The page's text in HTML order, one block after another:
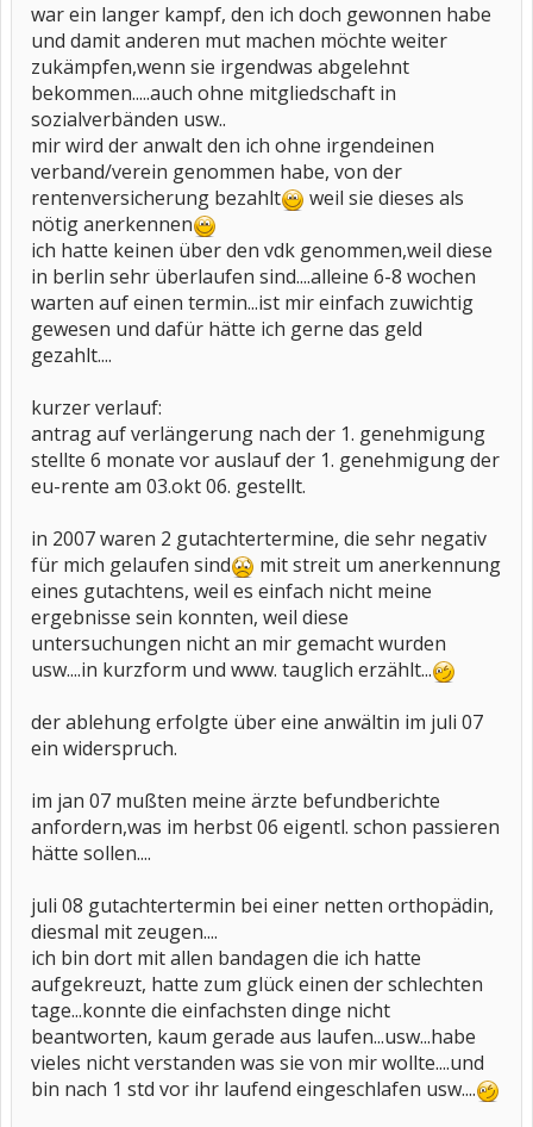
war ein langer kampf, den ich doch gewonnen habe
und damit anderen mut machen möchte weiter
zukämpfen,wenn sie irgendwas abgelehnt
bekommen.....auch ohne mitgliedschaft in
sozialverbänden usw..
mir wird der anwalt den ich ohne irgendeinen
verband/verein genommen habe, von der
rentenversicherung bezahlt
weil sie dieses als
nötig anerkennen
ich hatte keinen über den vdk genommen,weil diese
in berlin sehr überlaufen sind....alleine 6-8 wochen
warten auf einen termin...ist mir einfach zuwichtig
gewesen und dafür hätte ich gerne das geld
gezahlt....
kurzer verlauf:
antrag auf verlängerung nach der 1. genehmigung
stellte 6 monate vor auslauf der 1. genehmigung der
eu-rente am 03.okt 06. gestellt.
in 2007 waren 2 gutachtertermine, die sehr negativ
für mich gelaufen sind
mit streit um anerkennung
eines gutachtens, weil es einfach nicht meine
ergebnisse sein konnten, weil diese
untersuchungen nicht an mir gemacht wurden
usw....in kurzform und www. tauglich erzählt...
der ablehung erfolgte über eine anwältin im juli 07
ein widerspruch.
im jan 07 mußten meine ärzte befundberichte
anfordern,was im herbst 06 eigentl. schon passieren
hätte sollen....
juli 08 gutachtertermin bei einer netten orthopädin,
diesmal mit zeugen....
ich bin dort mit allen bandagen die ich hatte
aufgekreuzt, hatte zum glück einen der schlechten
tage...konnte die einfachsten dinge nicht
beantworten, kaum gerade aus laufen...usw...habe
vieles nicht verstanden was sie von mir wollte....und
bin nach 1 std vor ihr laufend eingeschlafen usw....